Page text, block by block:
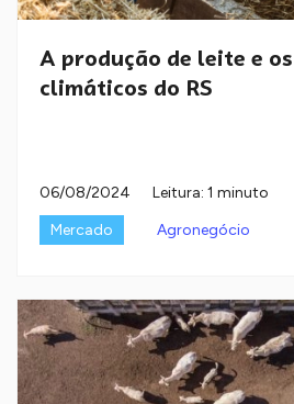
A produção de leite e
climáticos do RS
06/08/2024
Leitura: 1 minuto
Mercado
Agronegócio